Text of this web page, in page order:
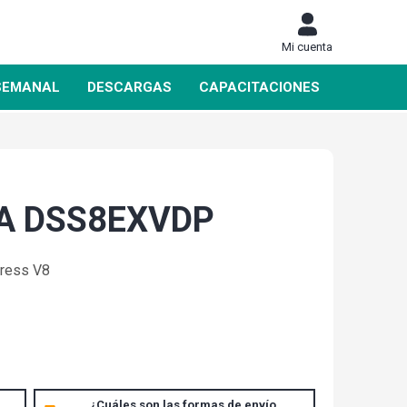
Mi cuenta
DESCARGAS CAPACITACIONES
DSS8EXVDP
V8
¿Cuáles son las formas de envío